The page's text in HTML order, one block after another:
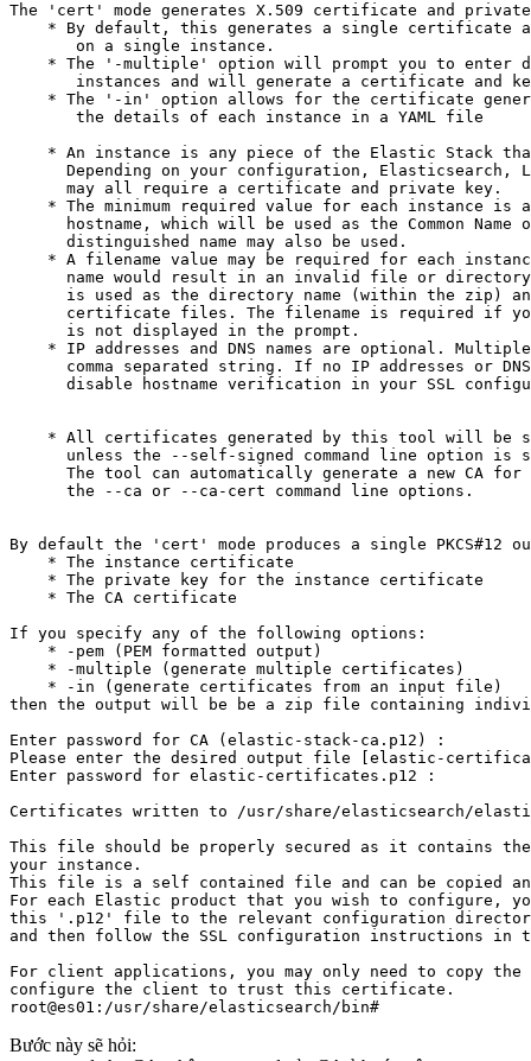
The 'cert' mode generates X.509 certificate and
* By default, this generates a single certificate
       on a single instance.
* The '-multiple' option will prompt you to enter
instances and will generate a certificate and
* The '-in' option allows for the certificate
       the details of each instance in a YAML file
* An instance is any piece of the Elastic Stack
Depending on your configuration, Elasticsearch,
      may all require a certificate and private key.
* The minimum required value for each instance is
hostname, which will be used as the Common Name
      distinguished name may also be used.
* A filename value may be required for each
name would result in an invalid file or
is used as the directory name (within the zip)
certificate files. The filename is required if
      is not displayed in the prompt.
* IP addresses and DNS names are optional.
comma separated string. If no IP addresses or
disable hostname verification in your SSL
* All certificates generated by this tool will be
unless the --self-signed command line option is
The tool can automatically generate a new CA
      the --ca or --ca-cert command line options.
By default the 'cert' mode produces a single PKCS#12
    * The instance certificate
    * The private key for the instance certificate
    * The CA certificate
If you specify any of the following options:
    * -pem (PEM formatted output)
    * -multiple (generate multiple certificates)
    * -in (generate certificates from an input file)
then the output will be be a zip file containing
Enter password for CA (elastic-stack-ca.p12) :
Please enter the desired output file [elastic-
Enter password for elastic-certificates.p12 :
Certificates written to /usr/share/elasticsearch/
This file should be properly secured as it contains
your instance.
This file is a self contained file and can be copied
For each Elastic product that you wish to configure,
this '.p12' file to the relevant configuration
and then follow the SSL configuration instructions in
For client applications, you may only need to copy
configure the client to trust this certificate.
Bước này sẽ hỏi: